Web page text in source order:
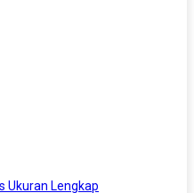
Ukuran Lengkap